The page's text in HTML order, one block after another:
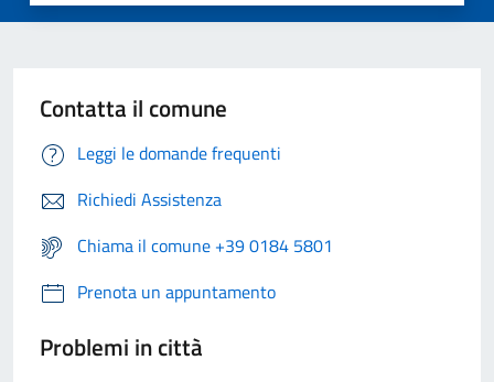
Contatta il comune
Leggi le domande frequenti
Richiedi Assistenza
Chiama il comune +39 0184 5801
Prenota un appuntamento
Problemi in città